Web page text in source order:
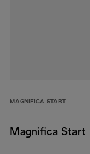
MAGNIFICA START
Magnifica Start